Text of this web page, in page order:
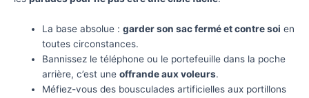
La base absolue :garder son sac fermé et contre soi en
toutes circonstances.
Bannissez le téléphone ou le portefeuille dans la poche
arrière, c’est uneoffrande aux voleurs.
Méfiez-vous des bousculades artificielles aux portillons